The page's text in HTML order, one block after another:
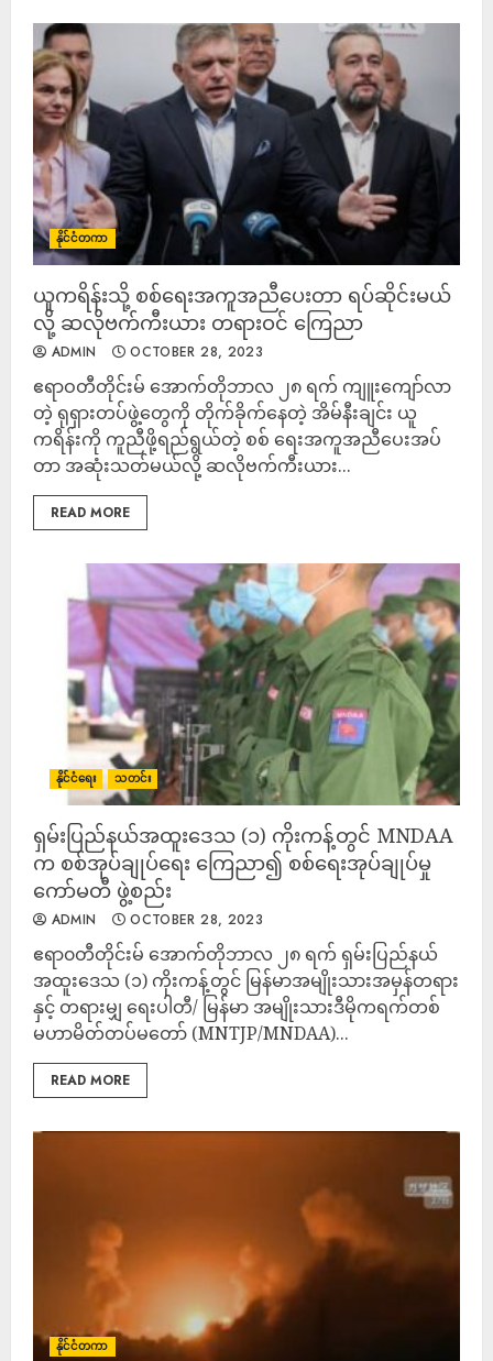
နိုင်ငံတကာ
ယူကရိန်းသို့ စစ်ရေးအကူအညီပေးတာ ရပ်ဆိုင်းမယ်
လို့ ဆလိုဗက်ကီးယား တရားဝင် ကြေညာ
ADMIN OCTOBER 28, 2023
ဧရာဝတီတိုင်းမ် အောက်တိုဘာလ ၂၈ ရက် ကျူးကျော်လာ
တဲ့ ရုရှားတပ်ဖွဲ့တွေကို တိုက်ခိုက်နေတဲ့ အိမ်နီးချင်း ယူ
ကရိန်းကို ကူညီဖို့ရည်ရွယ်တဲ့ စစ် ရေးအကူအညီပေးအပ်
တာ အဆုံးသတ်မယ်လို့ ဆလိုဗက်ကီးယား...
READ MORE
နိုင်ငံရေး သတင်း
ရှမ်းပြည်နယ်အထူးဒေသ (၁) ကိုးကန့်တွင် MNDAA
က စစ်အုပ်ချုပ်ရေး ကြေညာ၍ စစ်ရေးအုပ်ချုပ်မှု
ကော်မတီ ဖွဲ့စည်း
ADMIN OCTOBER 28, 2023
ဧရာ၀တီတိုင်းမ် အောက်တိုဘာလ ၂၈ ရက် ရှမ်းပြည်နယ်
အထူးဒေသ (၁) ကိုးကန့်တွင် မြန်မာအမျိုးသားအမှန်တရား
နှင့် တရားမျှ ရေးပါတီ/ မြန်မာ အမျိုးသားဒီမိုကရက်တစ်
မဟာမိတ်တပ်မတော် (MNTJP/MNDAA)...
READ MORE
နိုင်ငံတကာ